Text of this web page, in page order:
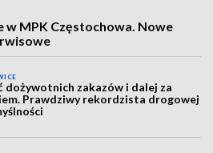
w MPK Częstochowa. Nowe
dożywotnich zakazów i dalej za
Prawdziwy rekordzista drogowej